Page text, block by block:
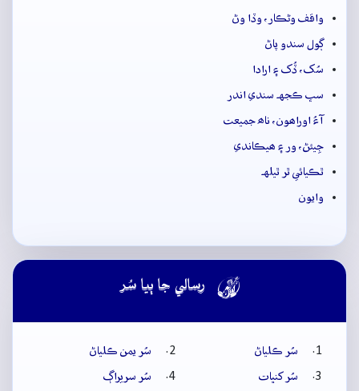
واقف وڻڪار، وڏا وڻ
ڳول سندو پاڻ
سُک، ڏُک ۽ ارادا
سڀ ڪجهہ سندي اندر
آءُ اوراھون، ناھ جميعت
جِيئڻ، ور ۽ ھيڪاندي
ٿڪيائي ٿر ٿيلهہ
وايون
 رسالي جا ٻيا سُر
سُر ڪلياڻ
سُر يمن ڪلياڻ
سُر کنڀات
سُر سريراڳ